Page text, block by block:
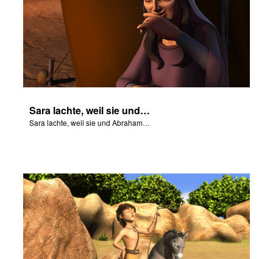
Sara lachte, weil sie und Abraham beide sehr alt waren.
Sara lachte, weil sie und Abraham beide sehr alt waren.